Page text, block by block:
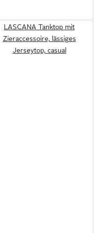
LASCANA Tanktop mit
Zieraccessoire, lässiges
Jerseytop, casual